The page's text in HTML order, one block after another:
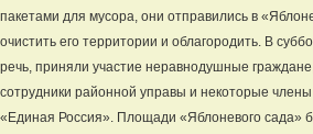
пакетами для мусора, они отправились в
очистить его территории и облагородить. В
речь, приняли участие неравнодушные
сотрудники районной управы и некоторые
«Единая Россия». Площади «Яблоневого сада»